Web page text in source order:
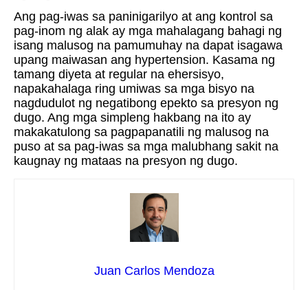
Ang pag-iwas sa paninigarilyo at ang kontrol sa
pag-inom ng alak ay mga mahalagang bahagi ng
isang malusog na pamumuhay na dapat isagawa
upang maiwasan ang hypertension. Kasama ng
tamang diyeta at regular na ehersisyo,
napakahalaga ring umiwas sa mga bisyo na
nagdudulot ng negatibong epekto sa presyon ng
dugo. Ang mga simpleng hakbang na ito ay
makakatulong sa pagpapanatili ng malusog na
puso at sa pag-iwas sa mga malubhang sakit na
kaugnay ng mataas na presyon ng dugo.
Juan Carlos Mendoza